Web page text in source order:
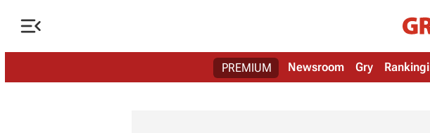

PREMIUM Newsroom Gry Rankingi